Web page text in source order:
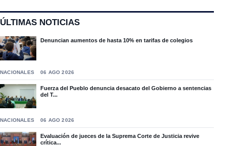
ÚLTIMAS NOTICIAS
Denuncian aumentos de hasta 10% en tarifas de colegios
NACIONALES 06 AGO 2026
Fuerza del Pueblo denuncia desacato del Gobierno a sentencias
del T...
NACIONALES 06 AGO 2026
Evaluación de jueces de la Suprema Corte de Justicia revive
crítica...